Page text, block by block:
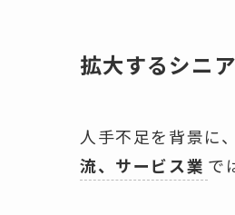
拡大するシニ
人手不足を背景に
流、サービス業 で